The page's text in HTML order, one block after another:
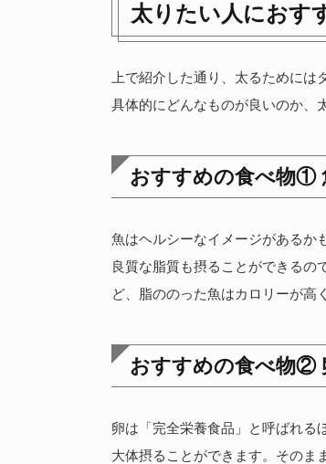
太りたい人におす
上で紹介した通り、太るために
具体的にどんなものが良いのか、
おすすめの食べ物①
魚はヘルシーなイメージがあるか
良質な脂質も摂ることができるの
ど、脂ののった魚はカロリーが高
おすすめの食べ物②
卵は「完全栄養食品」と呼ばれる
大体摂ることができます。そのま